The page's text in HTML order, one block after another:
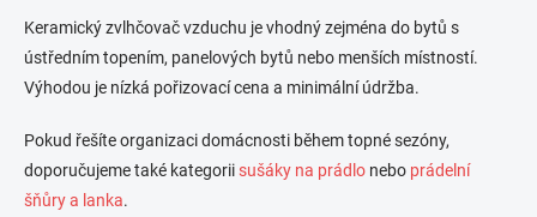
Keramický zvlhčovač vzduchu je vhodný zejména do bytů s
ústředním topením, panelových bytů nebo menších místností.
Výhodou je nízká pořizovací cena a minimální údržba.
Pokud řešíte organizaci domácnosti během topné sezóny,
doporučujeme také kategorii sušáky na prádlo nebo prádelní
šňůry a lanka.